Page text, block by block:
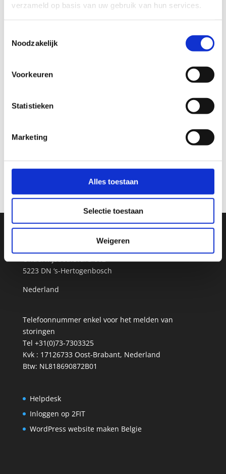
verzameld op basis van uw gebruik van hun services.
Noodzakelijk
Voorkeuren
Statistieken
Marketing
Alles toestaan
Selectie toestaan
Weigeren
Onderwijsboulevard 602
5223 DN ‘s-Hertogenbosch
Nederland
Telefoonnummer enkel voor het melden van
storingen
Tel +31(0)73-7303325
Kvk : 17126733 Oost-Brabant, Nederland
Btw: NL818690872B01
Helpdesk
Inloggen op 2FIT
WordPress website maken Belgie